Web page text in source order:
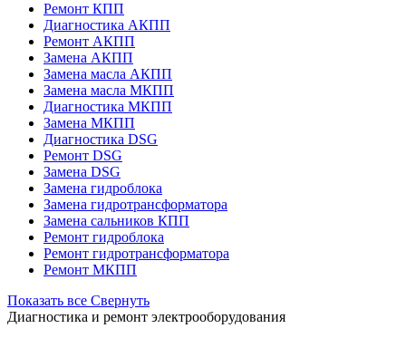
Ремонт КПП
Диагностика АКПП
Ремонт АКПП
Замена АКПП
Замена масла АКПП
Замена масла МКПП
Диагностика МКПП
Замена МКПП
Диагностика DSG
Ремонт DSG
Замена DSG
Замена гидроблока
Замена гидротрансформатора
Замена сальников КПП
Ремонт гидроблока
Ремонт гидротрансформатора
Ремонт МКПП
Показать все Свернуть
Диагностика и ремонт электрооборудования